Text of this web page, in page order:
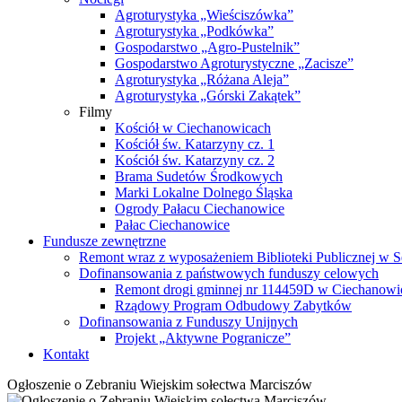
Agroturystyka „Wieściszówka”
Agroturystyka „Podkówka”
Gospodarstwo „Agro-Pustelnik”
Gospodarstwo Agroturystyczne „Zacisze”
Agroturystyka „Różana Aleja”
Agroturystyka „Górski Zakątek”
Filmy
Kościół w Ciechanowicach
Kościół św. Katarzyny cz. 1
Kościół św. Katarzyny cz. 2
Brama Sudetów Środkowych
Marki Lokalne Dolnego Śląska
Ogrody Pałacu Ciechanowice
Pałac Ciechanowice
Fundusze zewnętrzne
Remont wraz z wyposażeniem Biblioteki Publicznej w
Dofinansowania z państwowych funduszy celowych
Remont drogi gminnej nr 114459D w
Rządowy Program Odbudowy Zabytków
Dofinansowania z Funduszy Unijnych
Projekt „Aktywne Pogranicze”
Kontakt
Ogłoszenie o Zebraniu Wiejskim sołectwa Marciszów